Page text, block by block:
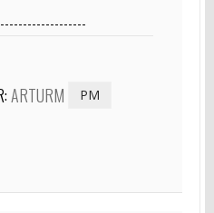
ARTURM PM